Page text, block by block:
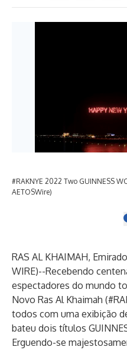
#RAKNYE 2022 Two GUINNESS
AETOSWire)
RAS AL KHAIMAH,
WIRE)--Recebendo
espectadores do mundo
Novo Ras Al Khaimah
todos com uma exibição
bateu dois títulos
Erguendo-se